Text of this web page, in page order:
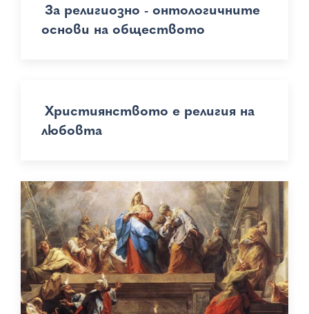
За религиозно - онтологичните
основи на обществото
Християнството е религия на
любовта